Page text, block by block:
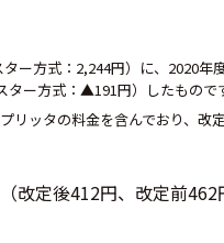
ー方式：2,244円）に、2020年
ー方式：▲191円）したもので
リッタの料金を含んでおり、改
改定後412円、改定前